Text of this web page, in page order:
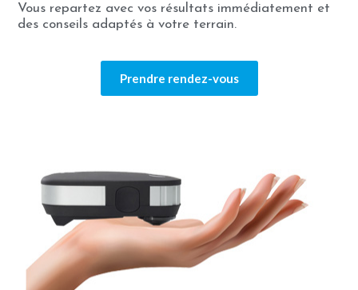
Vous repartez avec vos résultats immédiatement et
des conseils adaptés à votre terrain.
Prendre rendez-vous